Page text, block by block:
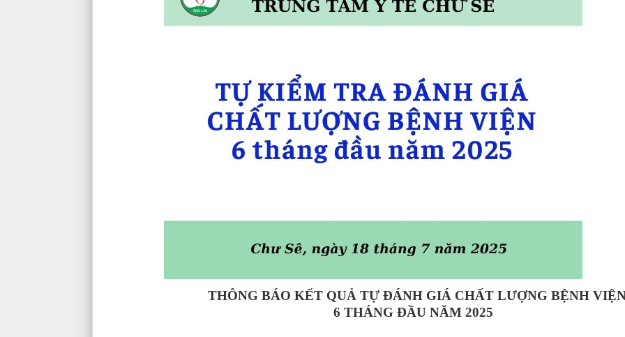
THÔNG BÁO KẾT QUẢ TỰ ĐÁNH GIÁ CHẤT LƯỢNG BỆNH
6 THÁNG ĐẦU NĂM 2025